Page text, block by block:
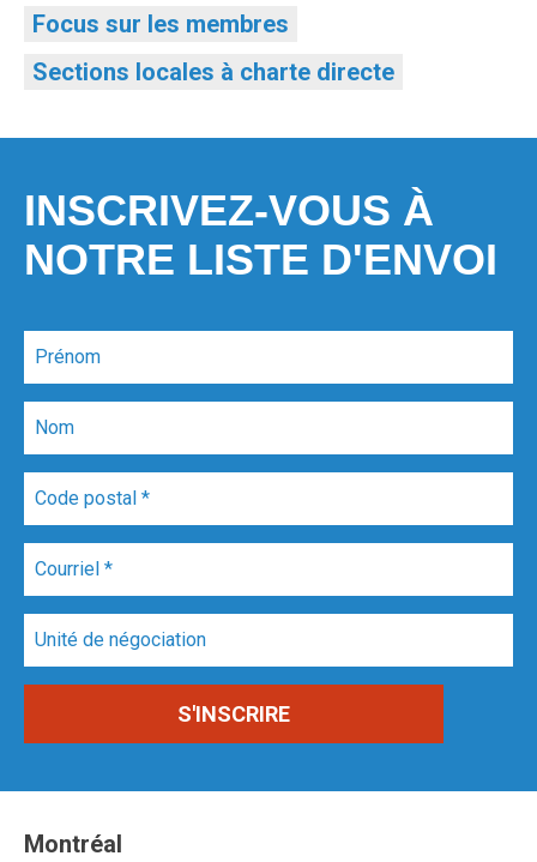
Focus sur les membres
Sections locales à charte directe
INSCRIVEZ-VOUS À
NOTRE LISTE D'ENVOI
Montréal